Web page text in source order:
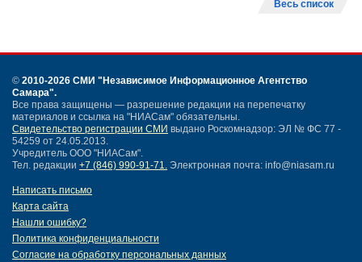
Весь список
© 2010-2026 СМИ
"Независимое Информационное Агентство
Самара" .
Все права защищены — разрешение редакции на перепечатку
материалов и ссылка на "НИАСам" обязательны.
Свидетельство регистрации СМИ выдано Роскомнадзор: ЭЛ № ФС 77 -
54259 от 24.05.2013.
Учредитель ООО "НИАСам".
Тел. редакции +7 (846) 990-91-71. Электронная почта: info@niasam.ru
Написать письмо
Карта сайта
Нашли ошибку?
Политика конфиденциальности
Согласие на обработку персональных данных